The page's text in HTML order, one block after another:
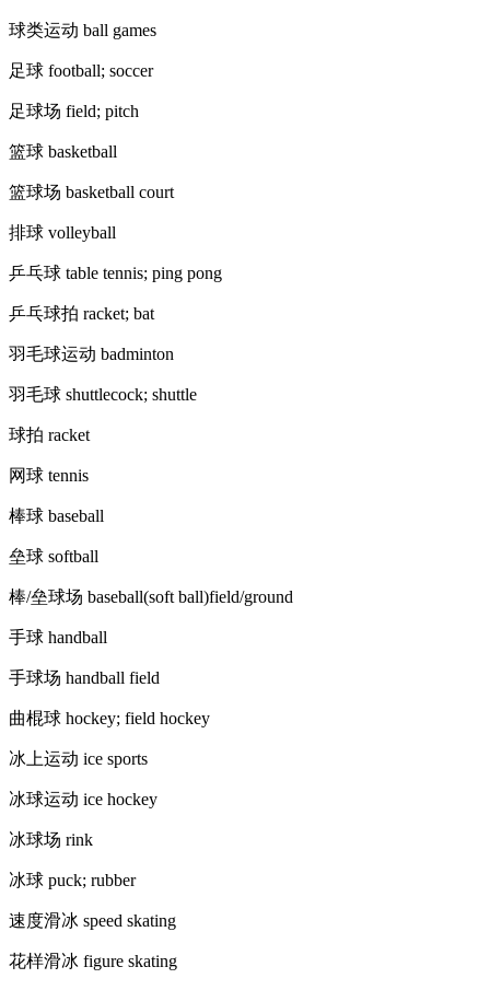
球类运动 ball games
足球 football; soccer
足球场 field; pitch
篮球 basketball
篮球场 basketball court
排球 volleyball
乒乓球 table tennis; ping pong
乒乓球拍 racket; bat
羽毛球运动 badminton
羽毛球 shuttlecock; shuttle
球拍 racket
网球 tennis
棒球 baseball
垒球 softball
棒/垒球场 baseball(soft ball)field/ground
手球 handball
手球场 handball field
曲棍球 hockey; field hockey
冰上运动 ice sports
冰球运动 ice hockey
冰球场 rink
冰球 puck; rubber
速度滑冰 speed skating
花样滑冰 figure skating